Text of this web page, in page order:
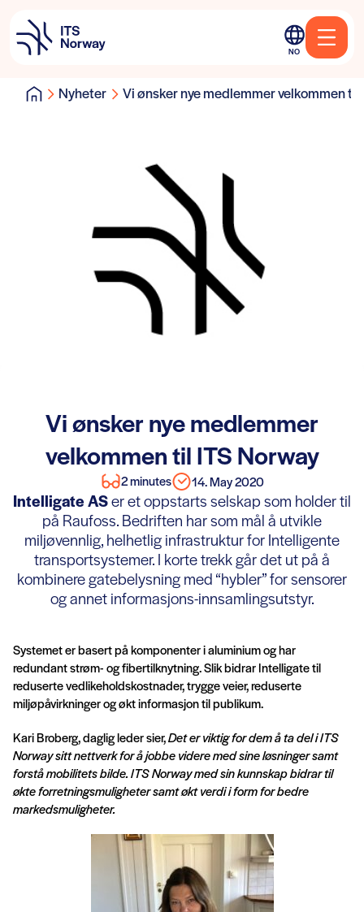
NO
Nyheter Vi ønsker nye medlemmer velkommen til
Vi ønsker nye medlemmer
velkommen til ITS Norway
2 minutes 14. May 2020
Intelligate ASer et oppstarts selskap som holder til
på Raufoss. Bedriften har som mål å utvikle
miljøvennlig, helhetlig infrastruktur for Intelligente
transportsystemer. I korte trekk går det ut på å
kombinere gatebelysning med “hybler” for sensorer
og annet informasjons-innsamlingsutstyr.
Systemet er basert på komponenter i aluminium og har
redundant strøm- og fibertilknytning. Slik bidrar Intelligate til
reduserte vedlikeholdskostnader, trygge veier, reduserte
miljøpåvirkninger og økt informasjon til publikum.
Kari Broberg, daglig leder sier,Det er viktig for dem å ta del i ITS
Norway sitt nettverk for å jobbe videre med sine løsninger samt
forstå mobilitets bilde. ITS Norway med sin kunnskap bidrar til
økte forretningsmuligheter samt økt verdi i form for bedre
markedsmuligheter.